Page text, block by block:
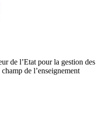
de l’Etat pour la gestion des
de l’enseignement